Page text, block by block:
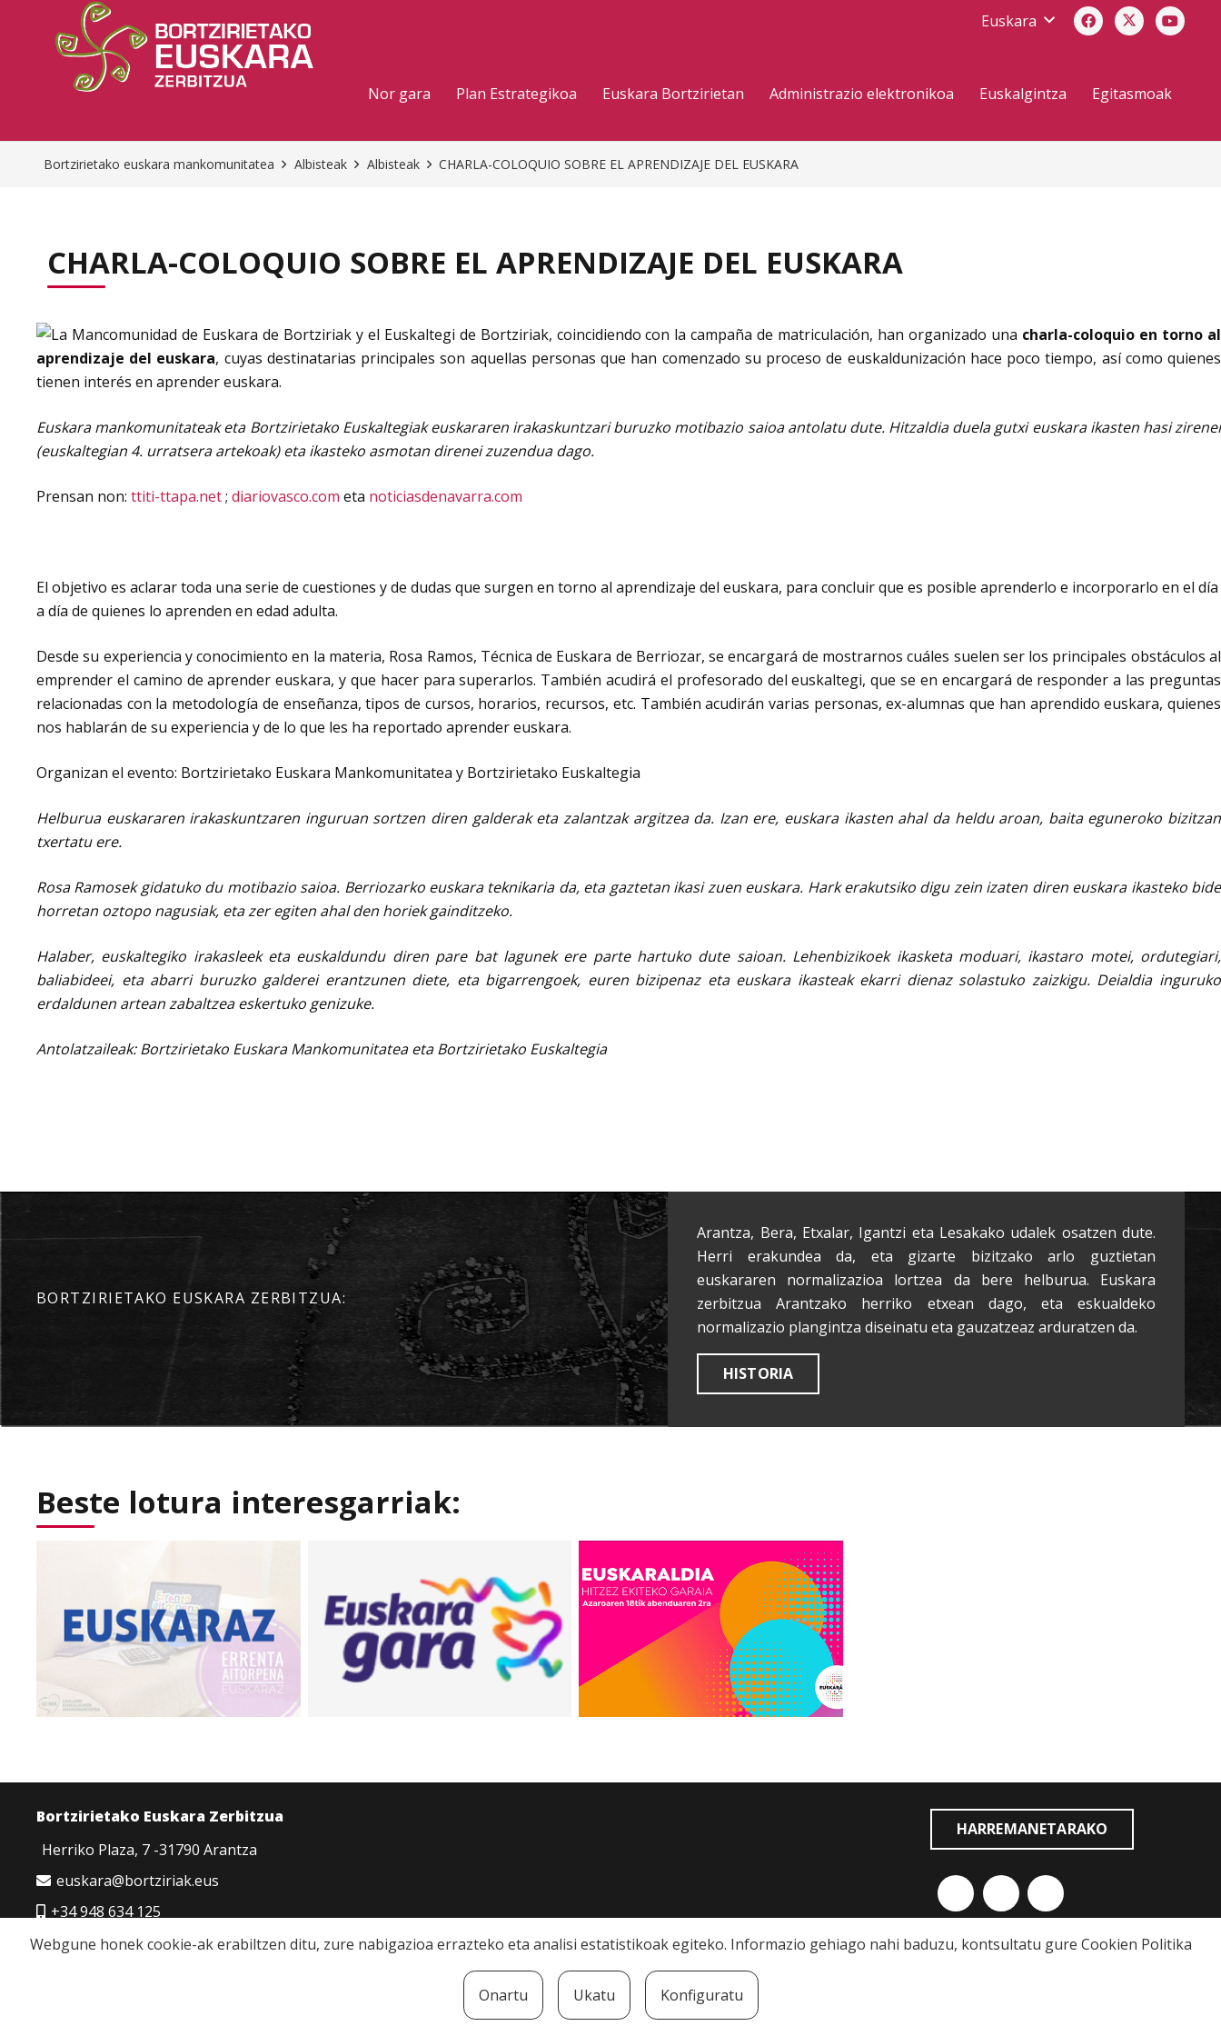
Euskara
Nor gara Plan Estrategikoa Euskara Bortzirietan Administrazio elektronikoa Euskalgintza Egitasmoak
Bortzirietako euskara mankomunitatea Albisteak Albisteak CHARLA-COLOQUIO SOBRE EL APRENDIZAJE DEL EUSKARA
CHARLA-COLOQUIO SOBRE EL APRENDIZAJE DEL EUSKARA
La Mancomunidad de Euskara de Bortziriak y el Euskaltegi de Bortziriak, coincidiendo con la campaña de matriculación, han organizado una charla-coloquio en torno al
aprendizaje del euskara, cuyas destinatarias principales son aquellas personas que han comenzado su proceso de euskaldunización hace poco tiempo, así como quienes
tienen interés en aprender euskara.
Euskara mankomunitateak eta Bortzirietako Euskaltegiak euskararen irakaskuntzari buruzko motibazio saioa antolatu dute. Hitzaldia duela gutxi euskara ikasten hasi zirenei
(euskaltegian 4. urratsera artekoak) eta ikasteko asmotan direnei zuzendua dago.
Prensan non: ttiti-ttapa.net; diariovasco.com eta noticiasdenavarra.com
El objetivo es aclarar toda una serie de cuestiones y de dudas que surgen en torno al aprendizaje del euskara, para concluir que es posible aprenderlo e incorporarlo en el día
a día de quienes lo aprenden en edad adulta.
Desde su experiencia y conocimiento en la materia, Rosa Ramos, Técnica de Euskara de Berriozar, se encargará de mostrarnos cuáles suelen ser los principales obstáculos al
emprender el camino de aprender euskara, y que hacer para superarlos. También acudirá el profesorado del euskaltegi, que se en encargará de responder a las preguntas
relacionadas con la metodología de enseñanza, tipos de cursos, horarios, recursos, etc. También acudirán varias personas, ex-alumnas que han aprendido euskara, quienes
nos hablarán de su experiencia y de lo que les ha reportado aprender euskara.
Organizan el evento: Bortzirietako Euskara Mankomunitatea y Bortzirietako Euskaltegia
Helburua euskararen irakaskuntzaren inguruan sortzen diren galderak eta zalantzak argitzea da. Izan ere, euskara ikasten ahal da heldu aroan, baita eguneroko bizitzan
txertatu ere.
Rosa Ramosek gidatuko du motibazio saioa. Berriozarko euskara teknikaria da, eta gaztetan ikasi zuen euskara. Hark erakutsiko digu zein izaten diren euskara ikasteko bide
horretan oztopo nagusiak, eta zer egiten ahal den horiek gainditzeko.
Halaber, euskaltegiko irakasleek eta euskaldundu diren pare bat lagunek ere parte hartuko dute saioan. Lehenbizikoek ikasketa moduari, ikastaro motei, ordutegiari,
baliabideei, eta abarri buruzko galderei erantzunen diete, eta bigarrengoek, euren bizipenaz eta euskara ikasteak ekarri dienaz solastuko zaizkigu. Deialdia inguruko
erdaldunen artean zabaltzea eskertuko genizuke.
Antolatzaileak: Bortzirietako Euskara Mankomunitatea eta Bortzirietako Euskaltegia
BORTZIRIETAKO EUSKARA ZERBITZUA:
Arantza, Bera, Etxalar, Igantzi eta Lesakako udalek osatzen dute.
Herri erakundea da, eta gizarte bizitzako arlo guztietan
euskararen normalizazioa lortzea da bere helburua. Euskara
zerbitzua Arantzako herriko etxean dago, eta eskualdeko
normalizazio plangintza diseinatu eta gauzatzeaz arduratzen da.
HISTORIA
Beste lotura interesgarriak:
Bortzirietako Euskara Zerbitzua
Herriko Plaza, 7 -31790 Arantza
euskara@bortziriak.eus
+34 948 634 125
680 65 06 50
HARREMANETARAKO
Webgune honek cookie-ak erabiltzen ditu, zure nabigazioa errazteko eta analisi estatistikoak egiteko. Informazio gehiago nahi baduzu, kontsultatu gure Cookien Politika
Onartu Ukatu Konfiguratu